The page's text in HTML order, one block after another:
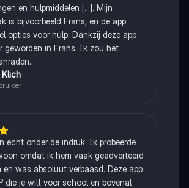
en hulpmiddelen [...]. Mijn
is bijvoorbeeld Frans, en de app
opties voor hulp. Dankzij deze app
geworden in Frans. Ik zou het
echt onder de indruk. Ik probeerde
omdat ik hem vaak geadverteerd
en was absoluut verbaasd. Deze app
die je wilt voor school en bovenal